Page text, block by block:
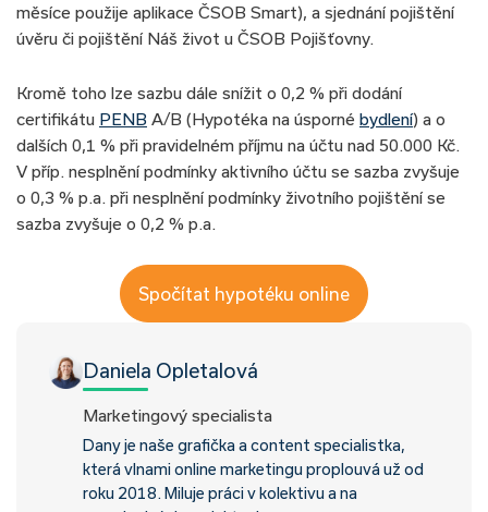
měsíce použije aplikace ČSOB Smart), a sjednání pojištění
úvěru či pojištění Náš život u ČSOB Pojišťovny.
Kromě toho lze sazbu dále snížit o 0,2 % při dodání
certifikátu PENB A/B (Hypotéka na úsporné bydlení) a o
dalších 0,1 % při pravidelném příjmu na účtu nad 50.000 Kč.
V příp. nesplnění podmínky aktivního účtu se sazba zvyšuje
o 0,3 % p.a. při nesplnění podmínky životního pojištění se
sazba zvyšuje o 0,2 % p.a.
Spočítat hypotéku online
Daniela Opletalová
Marketingový specialista
Dany je naše grafička a content specialistka,
která vlnami online marketingu proplouvá už od
roku 2018. Miluje práci v kolektivu a na